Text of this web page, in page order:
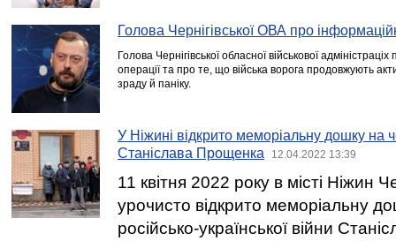
Голова Чернігівської ОВА про
Голова Чернігівської обласної військової
операції та про те, що війська ворога продовжують
зраду й паніку.
У Ніжині відкрито меморіальну дошку на
Станіслава Прощенка
12.04.2022 13:39
11 квітня 2022 року в місті Ніжин
урочисто відкрито меморіальну
російсько-української війни